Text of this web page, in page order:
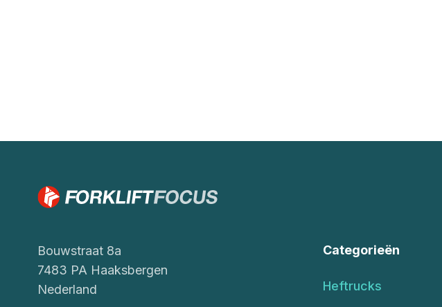
Bouwstraat 8a
7483 PA Haaksbergen
Nederland
Categorieën
Heftrucks